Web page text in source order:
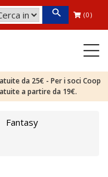
(0)
da 25€ - Per i soci Coop
a partire da 19€.
Fantasy